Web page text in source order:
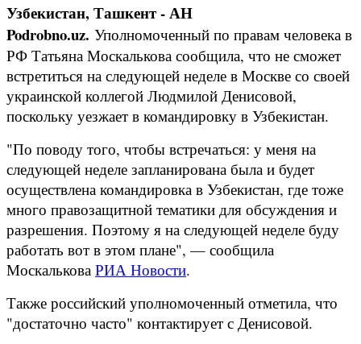
Узбекистан, Ташкент - АН
Podrobno.uz. Уполномоченный по правам человека в
РФ Татьяна Москалькова сообщила, что не сможет
встретиться на следующей неделе в Москве со своей
украинской коллегой Людмилой Денисовой,
поскольку уезжает в командировку в Узбекистан.
"По поводу того, чтобы встречаться: у меня на
следующей неделе запланирована была и будет
осуществлена командировка в Узбекистан, где тоже
много правозащитной тематики для обсуждения и
разрешения. Поэтому я на следующей неделе буду
работать вот в этом плане", — сообщила
Москалькова РИА Новости.
Также российский уполномоченный отметила, что
"достаточно часто" контактирует с Денисовой.